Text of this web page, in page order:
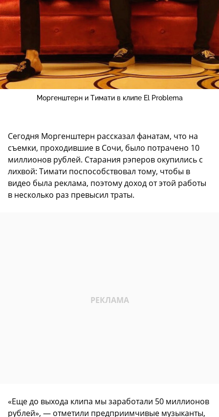
Моргенштерн и Тимати в клипе El Problema
Сегодня Моргенштерн рассказал фанатам, что на
съемки, проходившие в Сочи, было потрачено 10
миллионов рублей. Старания рэперов окупились с
лихвой: Тимати поспособствовал тому, чтобы в
видео была реклама, поэтому доход от этой работы
в несколько раз превысил траты.
«Еще до выхода клипа мы заработали 50 миллионов
рублей», — отметили предприимчивые музыканты,